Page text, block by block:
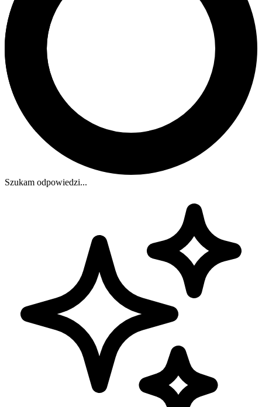
Szukam odpowiedzi...